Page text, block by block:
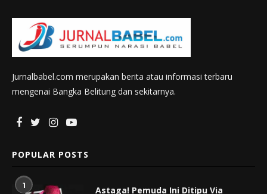
Jurnalbabel.com merupakan berita atau informasi terbaru
mengenai Bangka Belitung dan sekitarnya.
POPULAR POSTS
1
Astaga! Pemuda Ini Ditipu Via